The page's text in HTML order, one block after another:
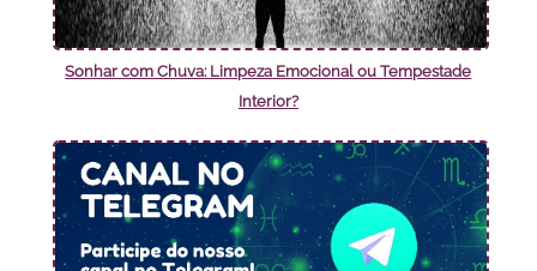
Sonhar com Chuva: Limpeza Emocional ou Tempestade
Interior?